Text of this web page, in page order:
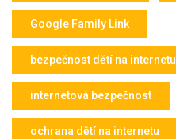
Google Family Link
bezpečnost dětí na internetu
internetová bezpečnost
ochrana dětí na internetu